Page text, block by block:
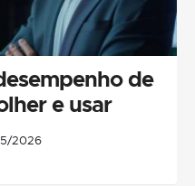
de
e usar
2026